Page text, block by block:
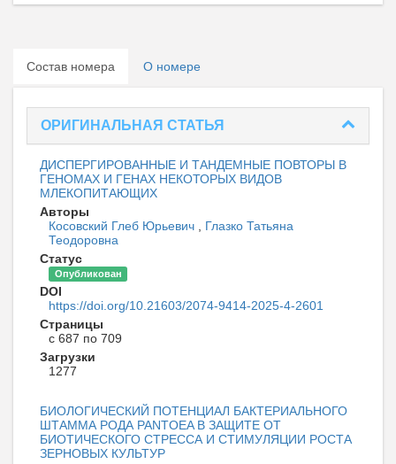
Состав номера О номере
ОРИГИНАЛЬНАЯ СТАТЬЯ
ДИСПЕРГИРОВАННЫЕ И ТАНДЕМНЫЕ ПОВТОРЫ В
ГЕНОМАХ И ГЕНАХ НЕКОТОРЫХ ВИДОВ
МЛЕКОПИТАЮЩИХ
Авторы
Косовский Глеб Юрьевич
Глазко Татьяна
Теодоровна
Статус
Опубликован
DOI
https://doi.org/10.21603/2074-9414-2025-4-2601
Страницы
с 687 по 709
Загрузки
1277
БИОЛОГИЧЕСКИЙ ПОТЕНЦИАЛ БАКТЕРИАЛЬНОГО
ШТАММА РОДА PANTOEA В ЗАЩИТЕ ОТ
БИОТИЧЕСКОГО СТРЕССА И СТИМУЛЯЦИИ РОСТА
ЗЕРНОВЫХ КУЛЬТУР